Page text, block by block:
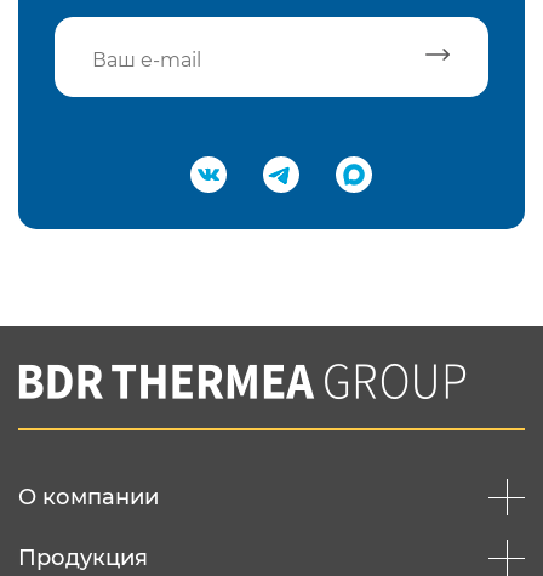
Подтвердить e-mail
Вы соглашаетесь с нашей политикой
конфеденциальности
О компании
Продукция